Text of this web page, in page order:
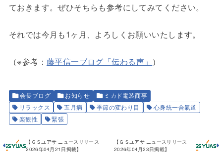
ておきます。ぜひそちらも参考にしてみてください。
それでは今月も1ヶ月、よろしくお願いいたします。
（※参考： 藤平信一ブログ「伝わる声」 ）
会長ブログ お知らせ
ミカド電装商事
リラックス
五月病 季節の変わり目
心身統一合氣道
楽観性
緊張
【ＧＳユアサ ニュースリリース
2026年04月23日掲載】
【ＧＳユアサ ニュースリリース
2026年04月21日掲載】